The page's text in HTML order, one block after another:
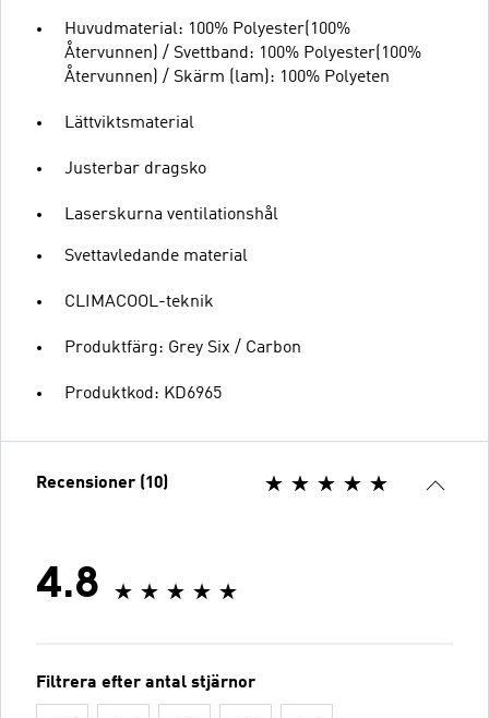
Huvudmaterial: 100% Polyester(100%
Återvunnen) / Svettband: 100% Polyester(100%
Återvunnen) / Skärm (lam): 100% Polyeten
Lättviktsmaterial
Justerbar dragsko
Laserskurna ventilationshål
Svettavledande material
CLIMACOOL-teknik
Produktfärg: Grey Six / Carbon
Produktkod: KD6965
Recensioner (10)
4.8
Filtrera efter antal stjärnor